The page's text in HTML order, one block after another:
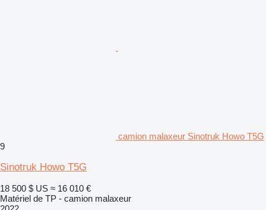
camion malaxeur Sinotruk Howo T5G
9
Sinotruk Howo T5G
18 500 $ US ≈ 16 010 €
Matériel de TP - camion malaxeur